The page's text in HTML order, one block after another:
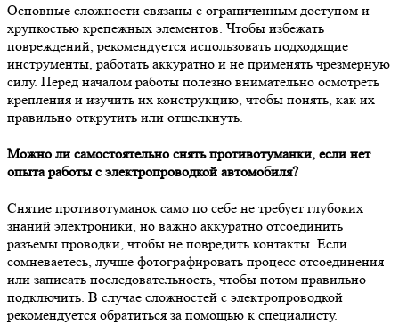
Основные сложности связаны с ограниченным доступом и
хрупкостью крепежных элементов. Чтобы избежать
повреждений, рекомендуется использовать подходящие
инструменты, работать аккуратно и не применять чрезмерную
силу. Перед началом работы полезно внимательно осмотреть
крепления и изучить их конструкцию, чтобы понять, как их
правильно открутить или отщелкнуть.
Можно ли самостоятельно снять противотуманки, если нет
опыта работы с электропроводкой автомобиля?
Снятие противотуманок само по себе не требует глубоких
знаний электроники, но важно аккуратно отсоединить
разъемы проводки, чтобы не повредить контакты. Если
сомневаетесь, лучше фотографировать процесс отсоединения
или записать последовательность, чтобы потом правильно
подключить. В случае сложностей с электропроводкой
рекомендуется обратиться за помощью к специалисту.